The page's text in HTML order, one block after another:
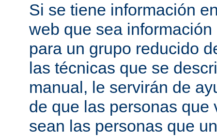
Si se tiene información
web que sea
para un grupo reducido
las técnicas que se
manual, le servirán de
de que las personas que
sean las personas que